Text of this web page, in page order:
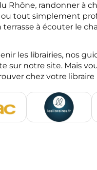
Rhône, randonner à
ou tout simplement
terrasse à écouter le
les librairies, nos
sur notre site. Mais
chez votre libraire